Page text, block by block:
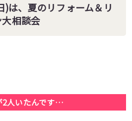
)は、夏のリフォーム＆リ
相談会
2人いたんです…